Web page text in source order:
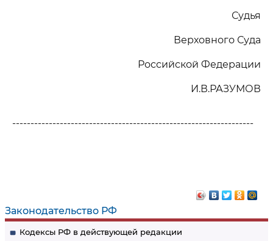
Законодательство РФ
Кодексы РФ в действующей редакции
Судья
Верховного Суда
Российской Федерации
И.В.РАЗУМОВ
------------------------------------------------------------------